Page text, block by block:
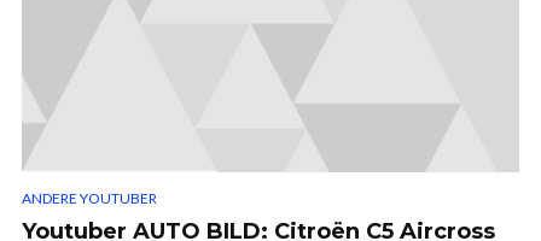
ANDERE YOUTUBER
Youtuber AUTO BILD: Citroën C5 Aircross